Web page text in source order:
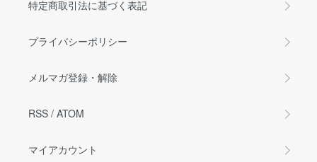
特定商取引法に基づく表記
プライバシーポリシー
メルマガ登録・解除
RSS / ATOM
マイアカウント